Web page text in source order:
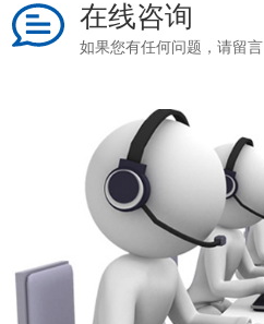
在线咨询
如果您有任何问题，请留言